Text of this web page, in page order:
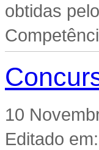
obtidas
10
Editado